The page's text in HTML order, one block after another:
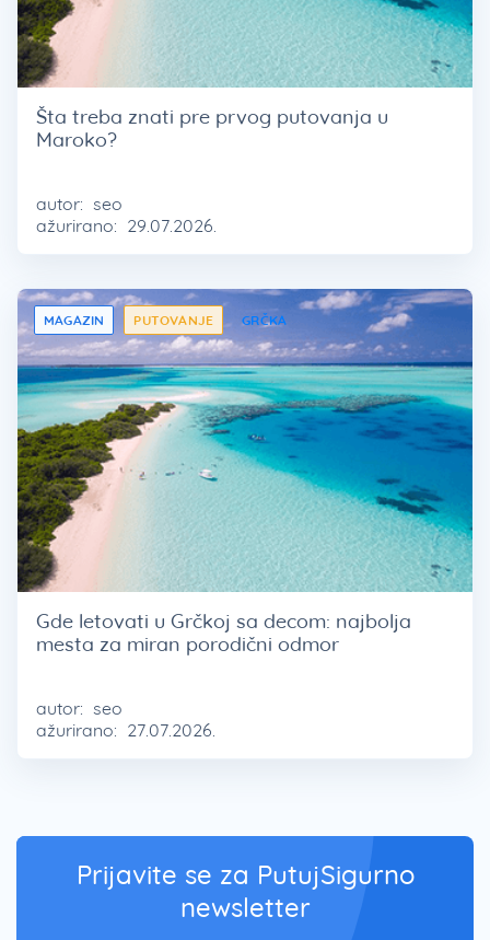
Šta treba znati pre prvog putovanja u
Maroko?
autor: seo
ažurirano: 29.07.2026.
MAGAZIN PUTOVANJE GRČKA
Gde letovati u Grčkoj sa decom: najbolja
mesta za miran porodični odmor
autor: seo
ažurirano: 27.07.2026.
Prijavite se za PutujSigurno
newsletter